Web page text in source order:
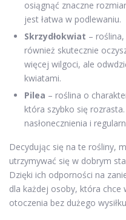
osiągnąć znaczne
jest łatwa w podlewaniu.
Skrzydłokwiat –
również skutecznie
więcej wilgoci, ale
kwiatami.
Pilea – roślina o
która szybko się
nasłonecznienia i
Decydując się na te rośliny,
utrzymywać się w dobrym
Dzięki ich odporności na
dla każdej osoby, która
otoczenia bez dużego